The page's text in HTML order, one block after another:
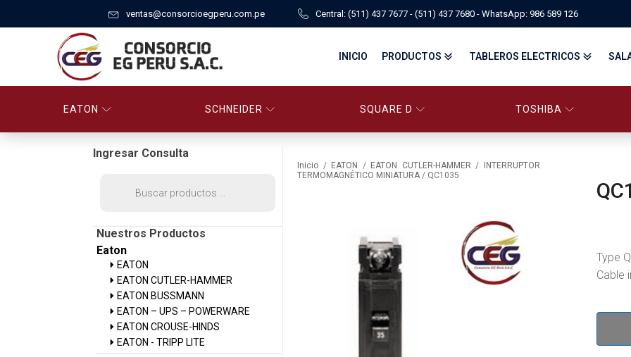
ventas@consorcioegperu.com.pe Central: (511) 437 7677 - (511) 437 7680 - WhatsApp: 986 589 126
INICIO PRODUCTOS
INTERRUPTORES TERMOMAGNÉTICOS
MANDO, SEÑALIZACIÓN Y CONTROL
TRANSFORMADORES
UPS
TABLEROS ELECTRICOS
PANELBOARD, TABLEROS ELÉCTRICOS
EATON SCHNEIDER SQUARE D TOSHIBA
Ingresar Consulta
Nuestros Productos
Eaton
EATON
EATON CUTLER-HAMMER
EATON BUSSMANN
EATON – UPS – POWERWARE
EATON CROUSE-HINDS
EATON - TRIPP LITE
Inicio / EATON / EATON CUTLER-HAMMER /
INTERRUPTOR
TERMOMAGNÉTICO MINIATURA / QC1035
Type
Cable